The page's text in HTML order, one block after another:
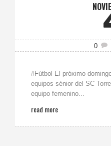
0
#Fútbol El próximo
equipos sénior del SC
equipo femenino...
read more